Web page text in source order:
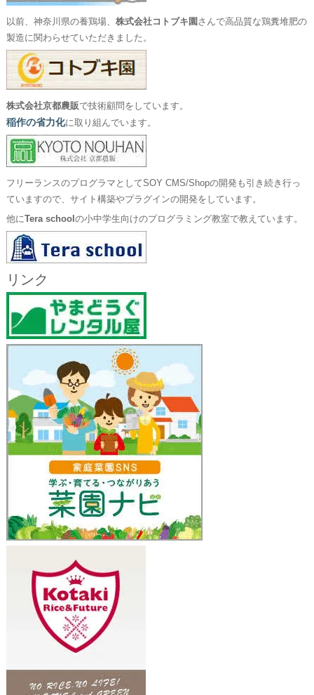
以前、神奈川県の養鶏場、 株式会社コトブキ園 さんで高品質な鶏糞堆肥の
製造に関わらせていただきました。
株式会社京都農販で技術顧問をしています。
稲作の省力化に取り組んでいます。
フリーランスのプログラマとしてSOY CMS/Shopの開発も引き続き行っ
ていますので、サイト構築やプラグインの開発をしています。
他にTera school の小中学生向けのプログラミング教室で教えています。
リンク